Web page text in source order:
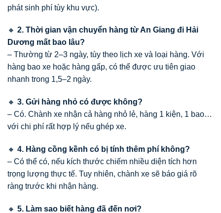
phát sinh phí tùy khu vực).
🔸 2. Thời gian vận chuyển hàng từ An Giang đi Hải
Dương mất bao lâu?
– Thường từ 2–3 ngày, tùy theo lịch xe và loại hàng. Với
hàng bao xe hoặc hàng gấp, có thể được ưu tiên giao
nhanh trong 1,5–2 ngày.
🔸 3. Gửi hàng nhỏ có được không?
– Có. Chành xe nhận cả hàng nhỏ lẻ, hàng 1 kiện, 1 bao…
với chi phí rất hợp lý nếu ghép xe.
🔸 4. Hàng cồng kềnh có bị tính thêm phí không?
– Có thể có, nếu kích thước chiếm nhiều diện tích hơn
trọng lượng thực tế. Tuy nhiên, chành xe sẽ báo giá rõ
ràng trước khi nhận hàng.
🔸 5. Làm sao biết hàng đã đến nơi?